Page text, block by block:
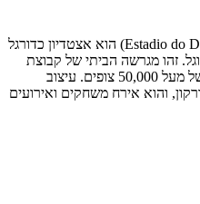
אצטדיון דו דרגאו (בפורטוגזית: Estadio do Dragao) הוא אצטדיון כדורגל
זהו מגרשה הביתי של קבוצת
הכדורגל פורטו ויש לו קיבולת ישיבה של מעל 50,000 צופים. עיצוב
והוא אירח משחקים ואירועים